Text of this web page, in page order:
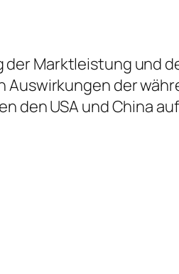
Marktleistung und
der
den USA und China